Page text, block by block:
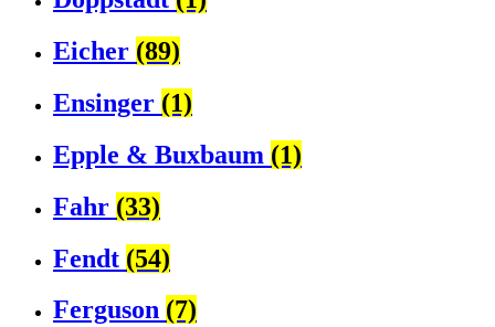
Eicher (89)
Ensinger (1)
Epple & Buxbaum (1)
Fahr (33)
Fendt (54)
Ferguson (7)